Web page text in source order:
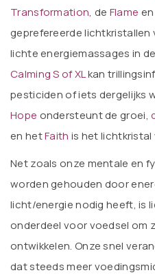
Transformation, de Flame
geprefereerde
lichte energiemassages in
Calming S of XLkan
pesticiden of iets dergelijks
Hope ondersteunt de groei,
en hetFaith is het
Net zoals onze mentale en
worden gehouden door
licht/energie nodig heeft, is
onderdeel voor voedsel om
ontwikkelen. Onze snel
dat steeds meer